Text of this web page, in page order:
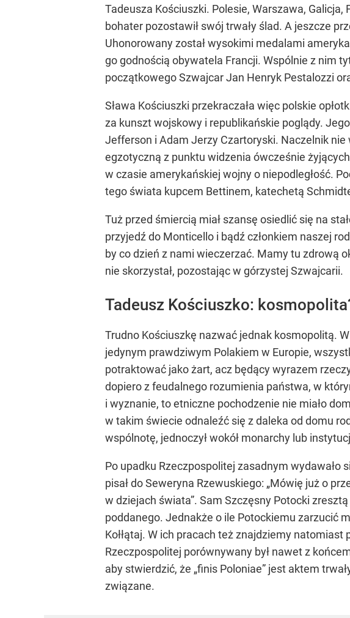
Tadeusza Kościuszki. Polesie, Warszawa,
bohater pozostawił swój trwały ślad. A jeszcze
Uhonorowany został wysokimi medalami
go godnością obywatela Francji. Wspólnie z nim
początkowego Szwajcar Jan Henryk Pestalozzi
Sława Kościuszki przekraczała więc polskie
za kunszt wojskowy i republikańskie poglądy.
Jefferson i Adam Jerzy Czartoryski. Naczelnik
egzotyczną z punktu widzenia ówcześnie
w czasie amerykańskiej wojny o niepodległość.
tego świata kupcem Bettinem, katechetą
Tuż przed śmiercią miał szansę osiedlić się na
przyjedź do Monticello i bądź członkiem naszej
by co dzień z nami wieczerzać. Mamy tu zdrową
nie skorzystał, pozostając w górzystej Szwajcarii.
Tadeusz Kościuszko:
Trudno Kościuszkę nazwać jednak kosmopolitą.
jedynym prawdziwym Polakiem w Europie,
potraktować jako żart, acz będący wyrazem
dopiero z feudalnego rozumienia państwa, w
i wyznanie, to etniczne pochodzenie nie miało
w takim świecie odnaleźć się z daleka od domu
wspólnotę, jednoczył wokół monarchy lub
Po upadku Rzeczpospolitej zasadnym
pisał do Seweryna Rzewuskiego: „Mówię już o
w dziejach świata”. Sam Szczęsny Potocki
poddanego. Jednakże o ile Potockiemu zarzucić
Kołłątaj. W ich pracach też znajdziemy
Rzeczpospolitej porównywany był nawet z
aby stwierdzić, że „finis Poloniae” jest aktem
związane.